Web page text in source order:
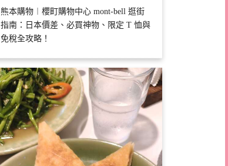
熊本購物︱櫻町購物中心 mont-bell 逛街
指南：日本價差、必買神物、限定 T 恤與
免稅全攻略！